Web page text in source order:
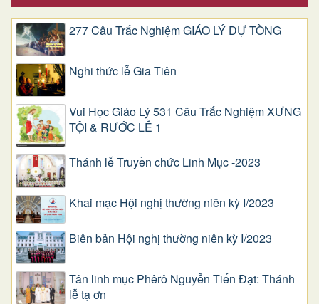
277 Câu Trắc Nghiệm GIÁO LÝ DỰ TÒNG
Nghi thức lễ Gia Tiên
Vui Học Giáo Lý 531 Câu Trắc Nghiệm XƯNG
TỘI & RƯỚC LỄ 1
Thánh lễ Truyền chức Linh Mục -2023
Khai mạc Hội nghị thường niên kỳ I/2023
Biên bản Hội nghị thường niên kỳ I/2023
Tân linh mục Phêrô Nguyễn Tiến Đạt: Thánh
lễ tạ ơn